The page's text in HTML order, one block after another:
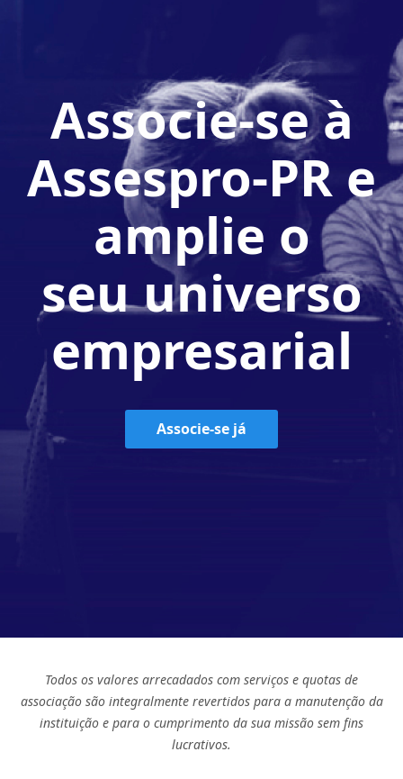
Associe-se à
Assespro-PR e
amplie o
seu universo
empresarial
Associe-se já
Todos os valores arrecadados com serviços e quotas de
associação são integralmente revertidos para a manutenção da
instituição e para o cumprimento da sua missão sem fins
lucrativos.